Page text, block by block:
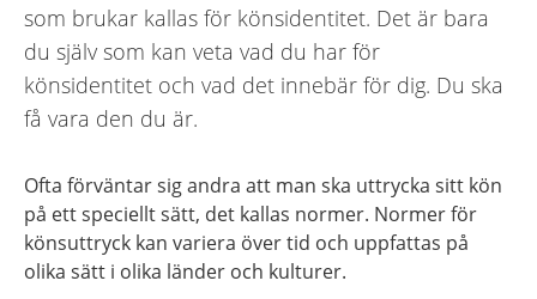
som brukar kallas för könsidentitet. Det är bara
du själv som kan veta vad du har för
könsidentitet och vad det innebär för dig. Du ska
få vara den du är.
Ofta förväntar sig andra att man ska uttrycka sitt kön
på ett speciellt sätt, det kallas normer. Normer för
könsuttryck kan variera över tid och uppfattas på
olika sätt i olika länder och kulturer.